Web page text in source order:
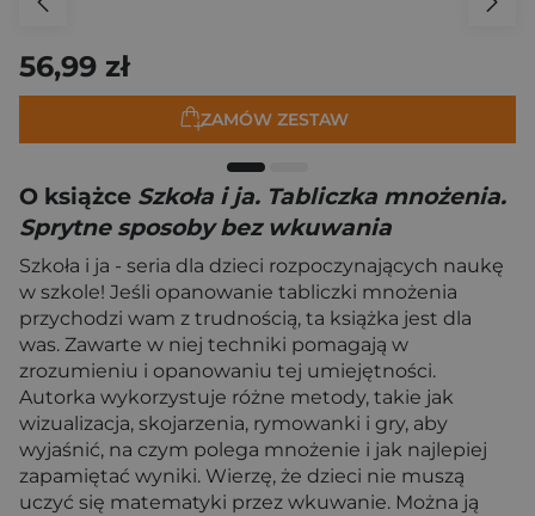
56,99 zł
ZAMÓW ZESTAW
O książce Szkoła i ja. Tabliczka mnożenia.
Sprytne sposoby bez wkuwania
Szkoła i ja - seria dla dzieci rozpoczynających naukę
w szkole! Jeśli opanowanie tabliczki mnożenia
przychodzi wam z trudnością, ta książka jest dla
was. Zawarte w niej techniki pomagają w
zrozumieniu i opanowaniu tej umiejętności.
Autorka wykorzystuje różne metody, takie jak
wizualizacja, skojarzenia, rymowanki i gry, aby
wyjaśnić, na czym polega mnożenie i jak najlepiej
zapamiętać wyniki. Wierzę, że dzieci nie muszą
uczyć się matematyki przez wkuwanie. Można ją